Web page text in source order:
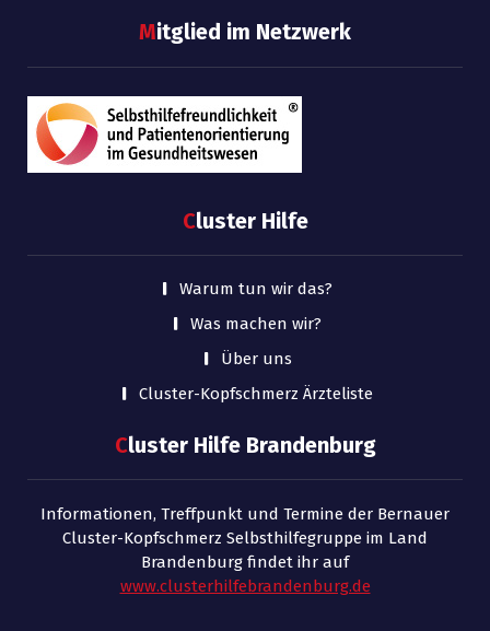
Mitglied im Netzwerk
Cluster Hilfe
Warum tun wir das?
Was machen wir?
Über uns
Cluster-Kopfschmerz Ärzteliste
Cluster Hilfe Brandenburg
Informationen, Treffpunkt und Termine der Bernauer
Cluster-Kopfschmerz Selbsthilfegruppe im Land
Brandenburg findet ihr auf
www.clusterhilfebrandenburg.de